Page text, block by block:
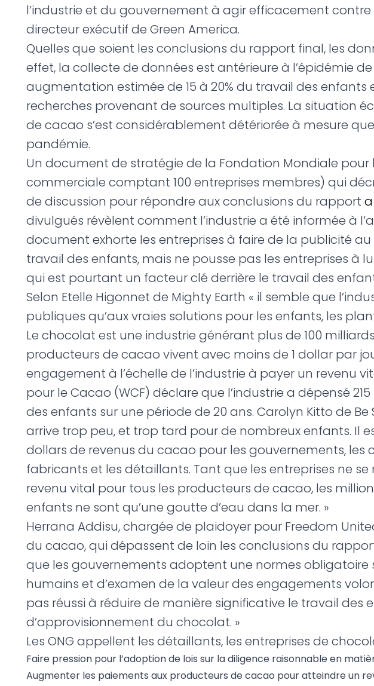
l’industrie et du gouvernement à agir efficacement
directeur exécutif de Green America.
Quelles que soient les conclusions du rapport final, les
effet, la collecte de données est antérieure à l’épidémie
augmentation estimée de 15 à 20% du travail des enfants
recherches provenant de sources multiples. La situation
de cacao s’est considérablement détériorée à mesure
pandémie.
Un document de stratégie de la Fondation Mondiale pour
commerciale comptant 100 entreprises membres) qui
de discussion pour répondre aux conclusions du rapport
divulgués révèlent comment l’industrie a été informée à
document exhorte les entreprises à faire de la publicité
travail des enfants, mais ne pousse pas les entreprises à
qui est pourtant un facteur clé derrière le travail des
Selon Etelle Higonnet de Mighty Earth « il semble que
publiques qu’aux vraies solutions pour les enfants, les
Le chocolat est une industrie générant plus de 100
producteurs de cacao vivent avec moins de 1 dollar par
engagement à l’échelle de l’industrie à payer un revenu
pour le Cacao (WCF) déclare que l’industrie a dépensé
des enfants sur une période de 20 ans. Carolyn Kitto de
arrive trop peu, et trop tard pour de nombreux enfants. Il
dollars de revenus du cacao pour les gouvernements, les
fabricants et les détaillants. Tant que les entreprises ne
revenu vital pour tous les producteurs de cacao, les
enfants ne sont qu’une goutte d’eau dans la mer. »
Herrana Addisu, chargée de plaidoyer pour Freedom
du cacao, qui dépassent de loin les conclusions du
que les gouvernements adoptent une normes obligatoire
humains et d’examen de la valeur des engagements
pas réussi à réduire de manière significative le travail des
d’approvisionnement du chocolat. »
Les ONG appellent les détaillants, les entreprises de
Faire pression pour l’adoption de lois sur la diligence raisonnable en
Augmenter les paiements aux producteurs de cacao pour atteindre un